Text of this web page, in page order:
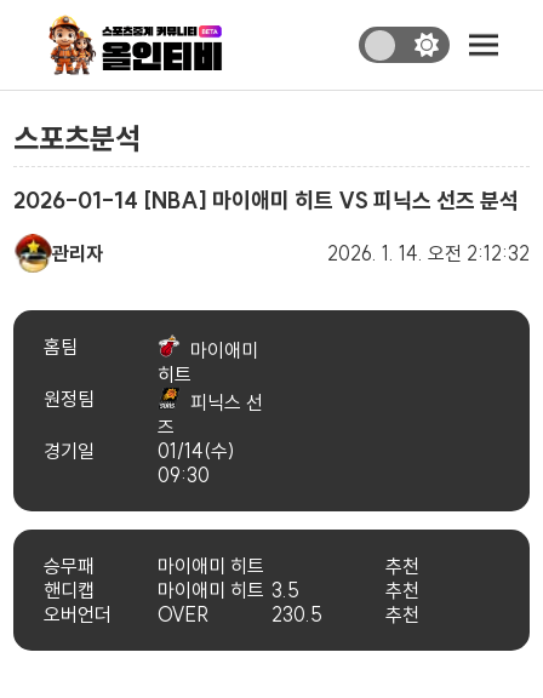
스포츠분석
2026-01-14 [NBA] 마이애미 히트 VS 피닉스 선즈 분석
관리자 2026. 1. 14. 오전 2:12:32
홈팀
마이애미
히트
원정팀
피닉스 선
즈
경기일
01/14(수)
09:30
승무패 마이애미 히트
추천
핸디캡
마이애미 히트 3.5
추천
오버언더
OVER 230.5 추천